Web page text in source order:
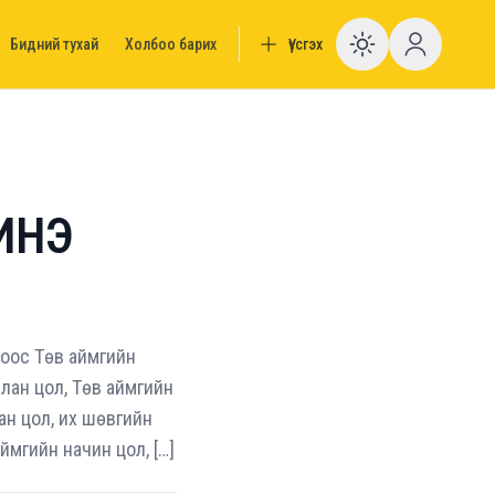
Бидний тухай Холбоо барих Үүсгэх Enable
Төв аймгийн
цол, Төв аймгийн
цол, их шөвгийн
начин цол, […]